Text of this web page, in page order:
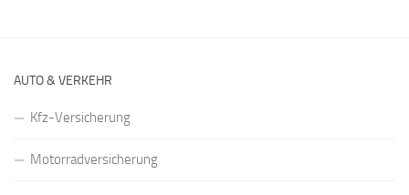
AUTO & VERKEHR
Kfz-Versicherung
Motorradversicherung